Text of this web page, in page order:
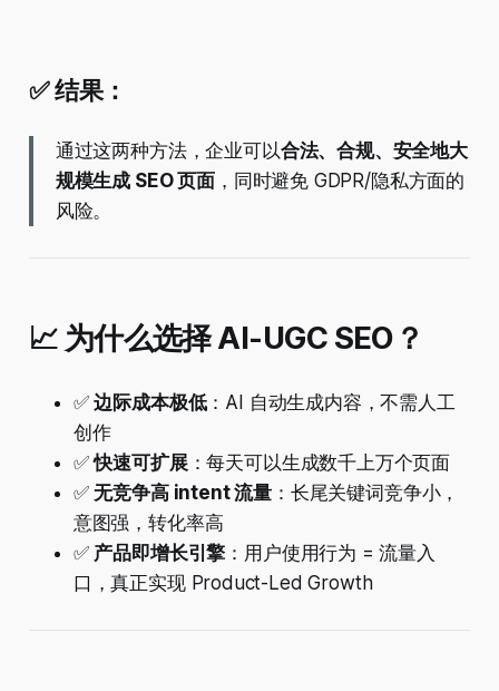
✅ 结果：
通过这两种方法，企业可以合法、合规、安全地大
规模生成 SEO 页面，同时避免 GDPR/隐私方面的
风险。
📈 为什么选择 AI-UGC SEO？
✅边际成本极低：AI 自动生成内容，不需人工
创作
✅快速可扩展：每天可以生成数千上万个页面
✅无竞争高 intent 流量 ：长尾关键词竞争小，
意图强，转化率高
✅ 产品即增长引擎 ：用户使用行为 = 流量入
口，真正实现 Product-Led Growth